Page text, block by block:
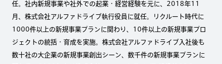
任。社内新規事業や社外での起業・経営経験を元に、2018年11
月、株式会社アルファドライブ執行役員に就任。リクルート時代に
1000件以上の新規事業プランに関わり、10件以上の新規事業プロ
ジェクトの統括・育成を実施。株式会社アルファドライブ入社後も
数十社の大企業の新規事業創出シーン、数千件の新規事業プランに